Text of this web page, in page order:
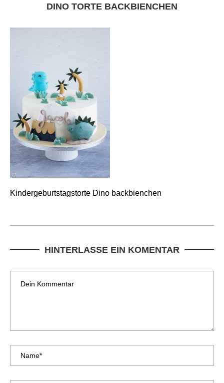
DINO TORTE BACKBIENCHEN
Kindergeburtstagstorte Dino backbienchen
HINTERLASSE EIN KOMENTAR